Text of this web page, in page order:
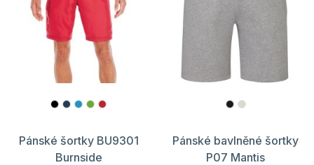
Pánské šortky BU9301
Burnside
Pánské bavlněné šortky
P07 Mantis